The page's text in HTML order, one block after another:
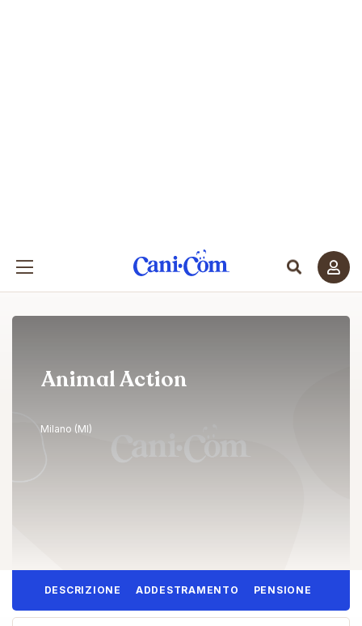
Animal Action
Milano (MI)
DESCRIZIONE ADDESTRAMENTO PENSIONE